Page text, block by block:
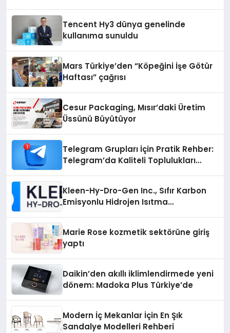
Tencent Hy3 dünya genelinde
kullanıma sunuldu
Mars Türkiye’den “Köpeğini İşe Götür
Haftası” çağrısı
Cesur Packaging, Mısır’daki Üretim
Üssünü Büyütüyor
Telegram Grupları İçin Pratik Rehber:
Telegram’da Kaliteli Toplulukları
Kleen-Hy-Dro-Gen Inc., Sıfır Karbon
Emisyonlu Hidrojen Isıtma
Marie Rose kozmetik sektörüne giriş
yaptı
Daikin’den akıllı iklimlendirmede yeni
dönem: Madoka Plus Türkiye’de
Modern İç Mekanlar İçin En Şık
Sandalye Modelleri Rehberi